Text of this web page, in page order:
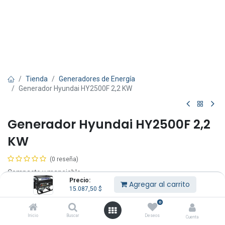
Precio:
15.087,50 $ Agregar al carrito
Inicio Buscar
0
Deseos Cuenta
Tienda
Generadores de Energía
Generador Hyundai HY2500F 2,2 KW
Generador Hyundai HY2500F 2,2
KW
(0 reseña)
Compacto y manejable.
Bajo consumo.
Salida de 12v para cargar baterías.
Silencioso, 60 dB.
Motores 4 tiempos, sistema OHV.